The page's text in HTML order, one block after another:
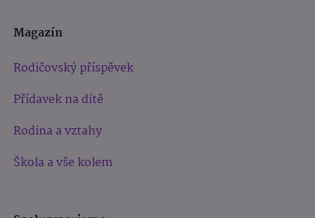
Magazín
Rodičovský příspěvek
Přídavek na dítě
Rodina a vztahy
Škola a vše kolem